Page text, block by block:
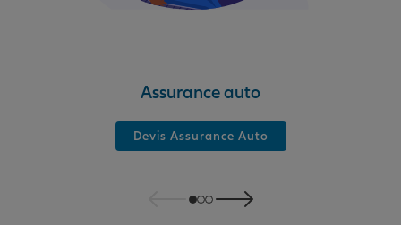
Assurance auto
Devis Assurance Auto